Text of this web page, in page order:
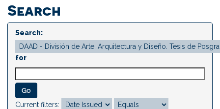
Search
Search:
for
Current filters: